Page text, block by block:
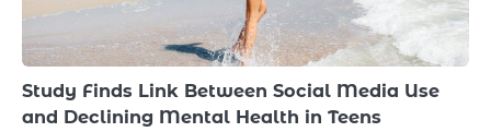
Study Finds Link Between Social Media Use
and Declining Mental Health in Teens